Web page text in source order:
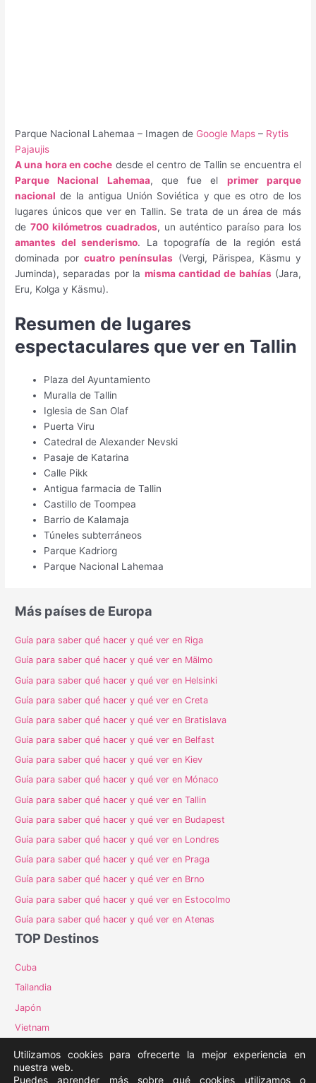
Parque Nacional Lahemaa – Imagen de Google Maps – Rytis
Pajaujis
A una hora en coche desde el centro de Tallin se encuentra el
Parque Nacional Lahemaa, que fue el primer parque
nacional de la antigua Unión Soviética y que es otro de los
lugares únicos que ver en Tallin. Se trata de un área de más
de 700 kilómetros cuadrados, un auténtico paraíso para los
amantes del senderismo. La topografía de la región está
dominada porcuatro penínsulas (Vergi, Pärispea, Käsmu y
Juminda), separadas por la misma cantidad de bahías(Jara,
Eru, Kolga y Käsmu).
Resumen de lugares
espectaculares que ver en Tallin
Plaza del Ayuntamiento
Muralla de Tallin
Iglesia de San Olaf
Puerta Viru
Catedral de Alexander Nevski
Pasaje de Katarina
Calle Pikk
Antigua farmacia de Tallin
Castillo de Toompea
Barrio de Kalamaja
Túneles subterráneos
Parque Kadriorg
Parque Nacional Lahemaa
Más países de Europa
Guía para saber qué hacer y qué ver en Riga
Guía para saber qué hacer y qué ver en Mälmo
Guía para saber qué hacer y qué ver en Helsinki
Guía para saber qué hacer y qué ver en Creta
Guía para saber qué hacer y qué ver en Bratislava
Guía para saber qué hacer y qué ver en Belfast
Guía para saber qué hacer y qué ver en Kiev
Guía para saber qué hacer y qué ver en Mónaco
Guía para saber qué hacer y qué ver en Tallin
Guía para saber qué hacer y qué ver en Budapest
Guía para saber qué hacer y qué ver en Londres
Guía para saber qué hacer y qué ver en Praga
Guía para saber qué hacer y qué ver en Brno
Guía para saber qué hacer y qué ver en Estocolmo
Guía para saber qué hacer y qué ver en Atenas
TOP Destinos
Cuba
Tailandia
Japón
Vietnam
Utilizamos cookies para ofrecerte la mejor experiencia en
nuestra web.
Puedes aprender más sobre qué cookies utilizamos o